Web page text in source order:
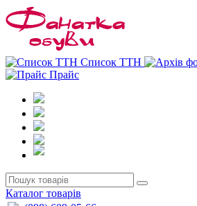
Список ТТН
Прайс
Каталог товарів